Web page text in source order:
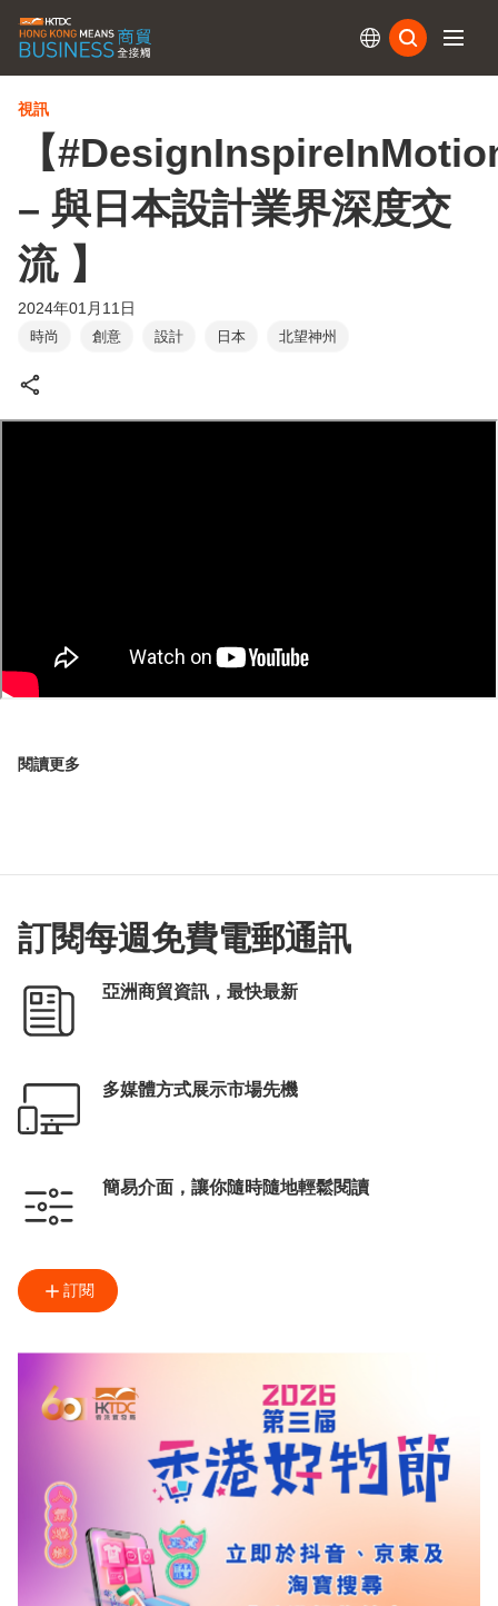
視訊
【
– 與日本設計業界深度交
流 】
2024年01月11日
時尚 創意 設計 日本 北望神州
閱讀更多
訂閱每週免費電郵通訊
亞洲商貿資訊，最快最新
多媒體方式展示市場先機
簡易介面，讓你隨時隨地輕鬆閱讀
訂閱